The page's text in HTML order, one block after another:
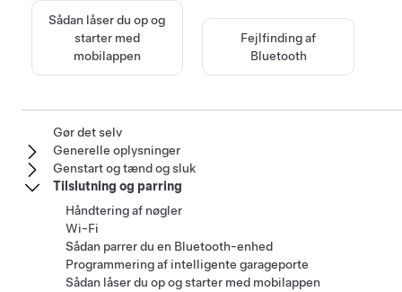
Sådan låser du op og
starter med
mobilappen
Fejlfinding af
Bluetooth
Gør det selv
Generelle oplysninger
Genstart og tænd og sluk
Tilslutning og parring
Håndtering af nøgler
Wi-Fi
Sådan parrer du en Bluetooth-enhed
Programmering af intelligente garageporte
Sådan låser du op og starter med mobilappen